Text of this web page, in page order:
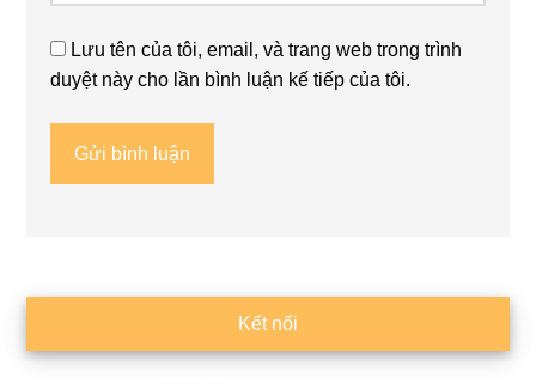
Lưu tên của tôi, email, và trang web trong trình
duyệt này cho lần bình luận kế tiếp của tôi.
chính
Kết nối